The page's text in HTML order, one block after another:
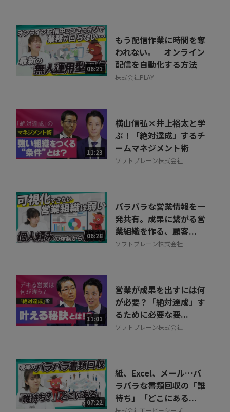
06:21
もう配信作業に時間を奪
われない。 オンライン
配信を自動化する方法
株式会社PLAY
11:23
横山信弘×井上裕太と学
ぶ！「絶対達成」するチ
ームマネジメント術
ソフトブレーン株式会社
06:28
バラバラな営業情報を一
発共有。成果に繋がる営
業組織を作る、顧客...
ソフトブレーン株式会社
11:01
営業が成果を出すには何
が必要？「絶対達成」す
るために必要な要...
ソフトブレーン株式会社
07:22
紙、Excel、メール…バ
ラバラな書類回収の「誰
待ち」「どこにある...
株式会社エーピーシーズ